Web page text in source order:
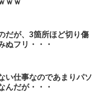
だが、3箇所ほど切り傷
ぬフリ・・・
い仕事なのであまりパソ
んだが・・・